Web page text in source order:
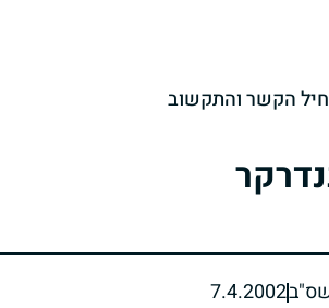
חיל הקשר והתקשוב
7.4.2002